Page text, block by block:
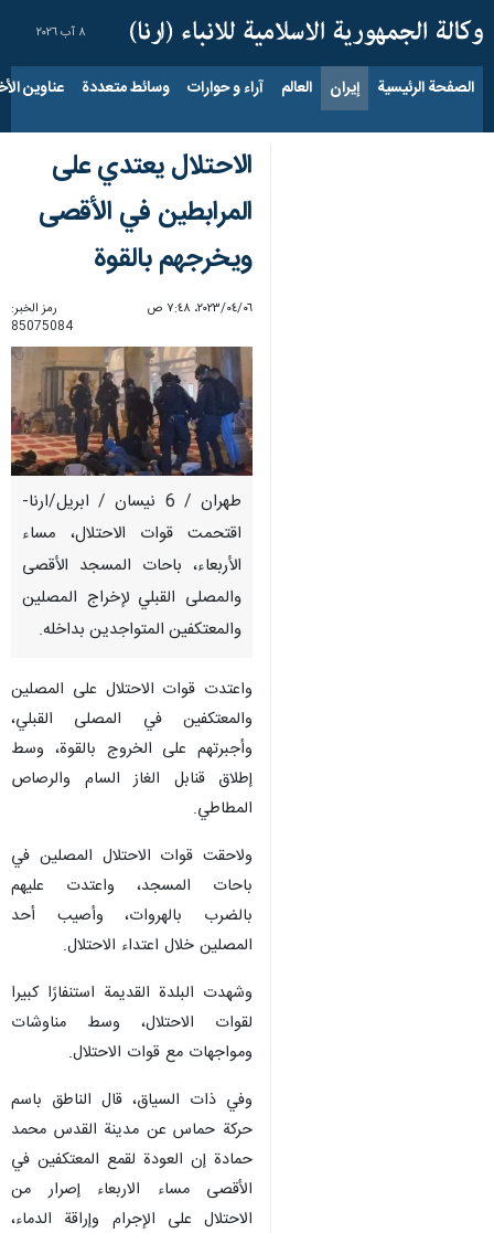
٨ آب ٢٠٢٦
الصفحة الرئيسية إيران العالم آراء و حوارات وسائط متعددة عناوين
الاحتلال يعتدي على
المرابطين في الأقصى
ويخرجهم بالقوة
٠٦‏/٠٤‏/٢٠٢٣، ٧:٤٨ ص
رمز الخبر:
85075084
طهران / 6 نيسان / ابريل/ارنا-
اقتحمت قوات الاحتلال، مساء
الأربعاء، باحات المسجد الأقصى
والمصلى القبلي لإخراج المصلين
والمعتكفين المتواجدين بداخله.
واعتدت قوات الاحتلال على المصلين
والمعتكفين في المصلى القبلي،
وأجبرتهم على الخروج بالقوة، وسط
إطلاق قنابل الغاز السام والرصاص
المطاطي.
ولاحقت قوات الاحتلال المصلين في
باحات المسجد، واعتدت عليهم
بالضرب بالهروات، وأصيب أحد
المصلين خلال اعتداء الاحتلال.
وشهدت البلدة القديمة استنفارًا كبيرا
لقوات الاحتلال، وسط مناوشات
ومواجهات مع قوات الاحتلال.
وفي ذات السياق، قال الناطق باسم
حركة حماس عن مدينة القدس محمد
حمادة إن العودة لقمع المعتكفين في
الأقصى مساء الاربعاء إصرار من
الاحتلال على الإجرام وإراقة الدماء،